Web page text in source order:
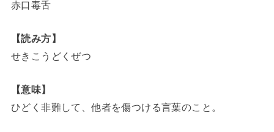
赤口毒舌
【読み方】
せきこうどくぜつ
【意味】
ひどく非難して、他者を傷つける言葉のこと。